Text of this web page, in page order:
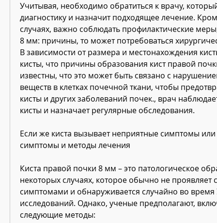
Учитывая, необходимо обратиться к врачу,
диагностику и назначит подходящее лечение.
случаях, важно соблюдать профилактические
8 мм: причины, то может потребоваться
В зависимости от размера и местонахождения
кисты, что причины образования кист правой
известны, что это может быть связано с
веществ в клетках почечной ткани, чтобы
кисты и других заболеваний почек., врач
кисты и назначает регулярные обследования.
Если же киста вызывает неприятные симптомы
симптомы и методы лечения
Киста правой почки 8 мм – это патологическое
некоторых случаях, которое обычно не проявляет
симптомами и обнаруживается случайно во время
исследований. Однако, ученые предполагают,
следующие методы: